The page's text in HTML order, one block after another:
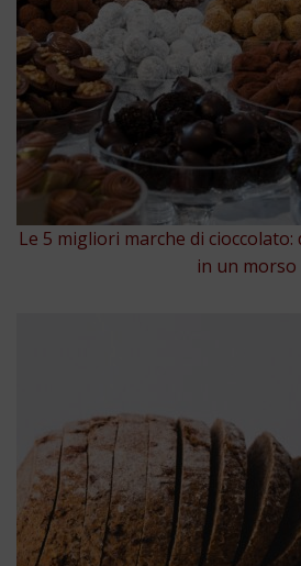
Le 5 migliori marche di cioccolato:
in un morso